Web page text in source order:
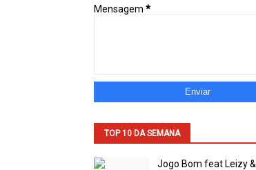
Mensagem *
TOP 10 DA SEMANA
Jogo Bom feat Leizy &